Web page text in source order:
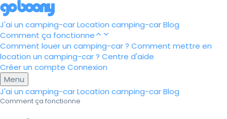
J'ai un camping-carLocation camping-carBlog
Comment ça fonctionne
Comment louer un camping-car ? Comment mettre en
location un camping-car ? Centre d'aide
Créer un compte Connexion
Menu
J'ai un camping-carLocation camping-carBlog
Comment ça fonctionne